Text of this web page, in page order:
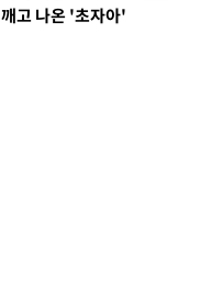
깨고 나온 '초자아'